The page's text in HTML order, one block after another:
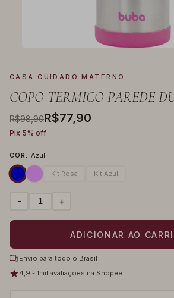
CASA CUIDADO MATERNO
COPO TERMICO PAREDE
R$98,90R$77,90
Pix 5% off
COR: Azul
Kit Rosa Kit Azul
- +
Envio para todo o Brasil
4,9 - 1mil avaliações na Shopee